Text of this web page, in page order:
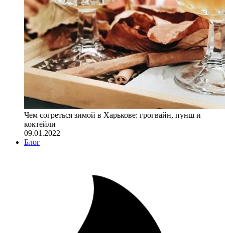
Чем согреться зимой в Харькове: грогвайн, пунш и
коктейли
09.01.2022
Блог